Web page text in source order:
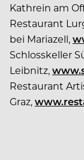
Kathrein am
Restaurant
bei Mariazell,
Schlosskeller
Leibnitz,
Restaurant
Graz,